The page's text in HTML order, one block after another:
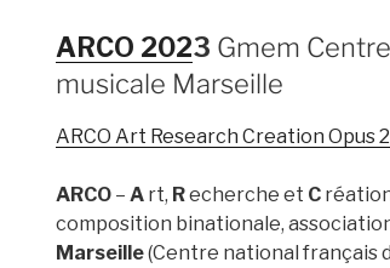
ARCO 2023 Gmem
musicale Marseille
ARCO Art Research Creation Opus
ARCO – A rt, Recherche et C
composition binationale,
Marseille(Centre national français